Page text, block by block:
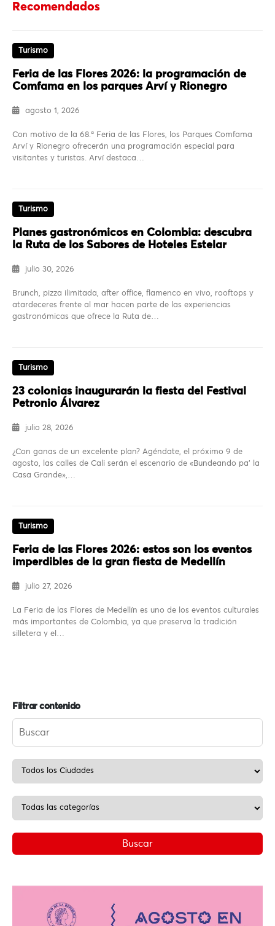
Recomendados
Turismo
Feria de las Flores 2026: la programación de
Comfama en los parques Arví y Rionegro
agosto 1, 2026
Con motivo de la 68.ª Feria de las Flores, los Parques Comfama
Arví y Rionegro ofrecerán una programación especial para
visitantes y turistas. Arví destaca…
Turismo
Planes gastronómicos en Colombia: descubra
la Ruta de los Sabores de Hoteles Estelar
julio 30, 2026
Brunch, pizza ilimitada, after office, flamenco en vivo, rooftops y
atardeceres frente al mar hacen parte de las experiencias
gastronómicas que ofrece la Ruta de…
Turismo
23 colonias inaugurarán la fiesta del Festival
Petronio Álvarez
julio 28, 2026
¿Con ganas de un excelente plan? Agéndate, el próximo 9 de
agosto, las calles de Cali serán el escenario de «Bundeando pa’ la
Casa Grande»,…
Turismo
Feria de las Flores 2026: estos son los eventos
imperdibles de la gran fiesta de Medellín
julio 27, 2026
La Feria de las Flores de Medellín es uno de los eventos culturales
más importantes de Colombia, ya que preserva la tradición
silletera y el…
Filtrar contenido